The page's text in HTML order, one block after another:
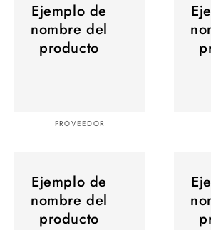
nombre
Ejemplo de
nombre del
producto
Proveedor:PROVEEDOR
nombre
nombre
Ejemplo de
nombre del
producto
nombre